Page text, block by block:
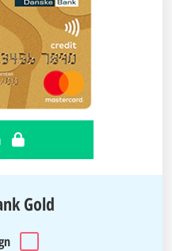
Gold